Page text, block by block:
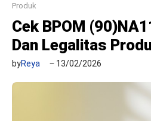
Produk
Cek BPOM
Dan Legalitas
byReya 13/02/2026